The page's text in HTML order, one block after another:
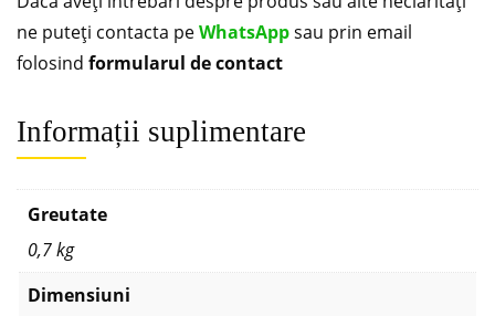
ne puteți contacta peWhatsAppsau prin email
folosind formularul de contact
Informații suplimentare
Greutate
0,7 kg
Dimensiuni